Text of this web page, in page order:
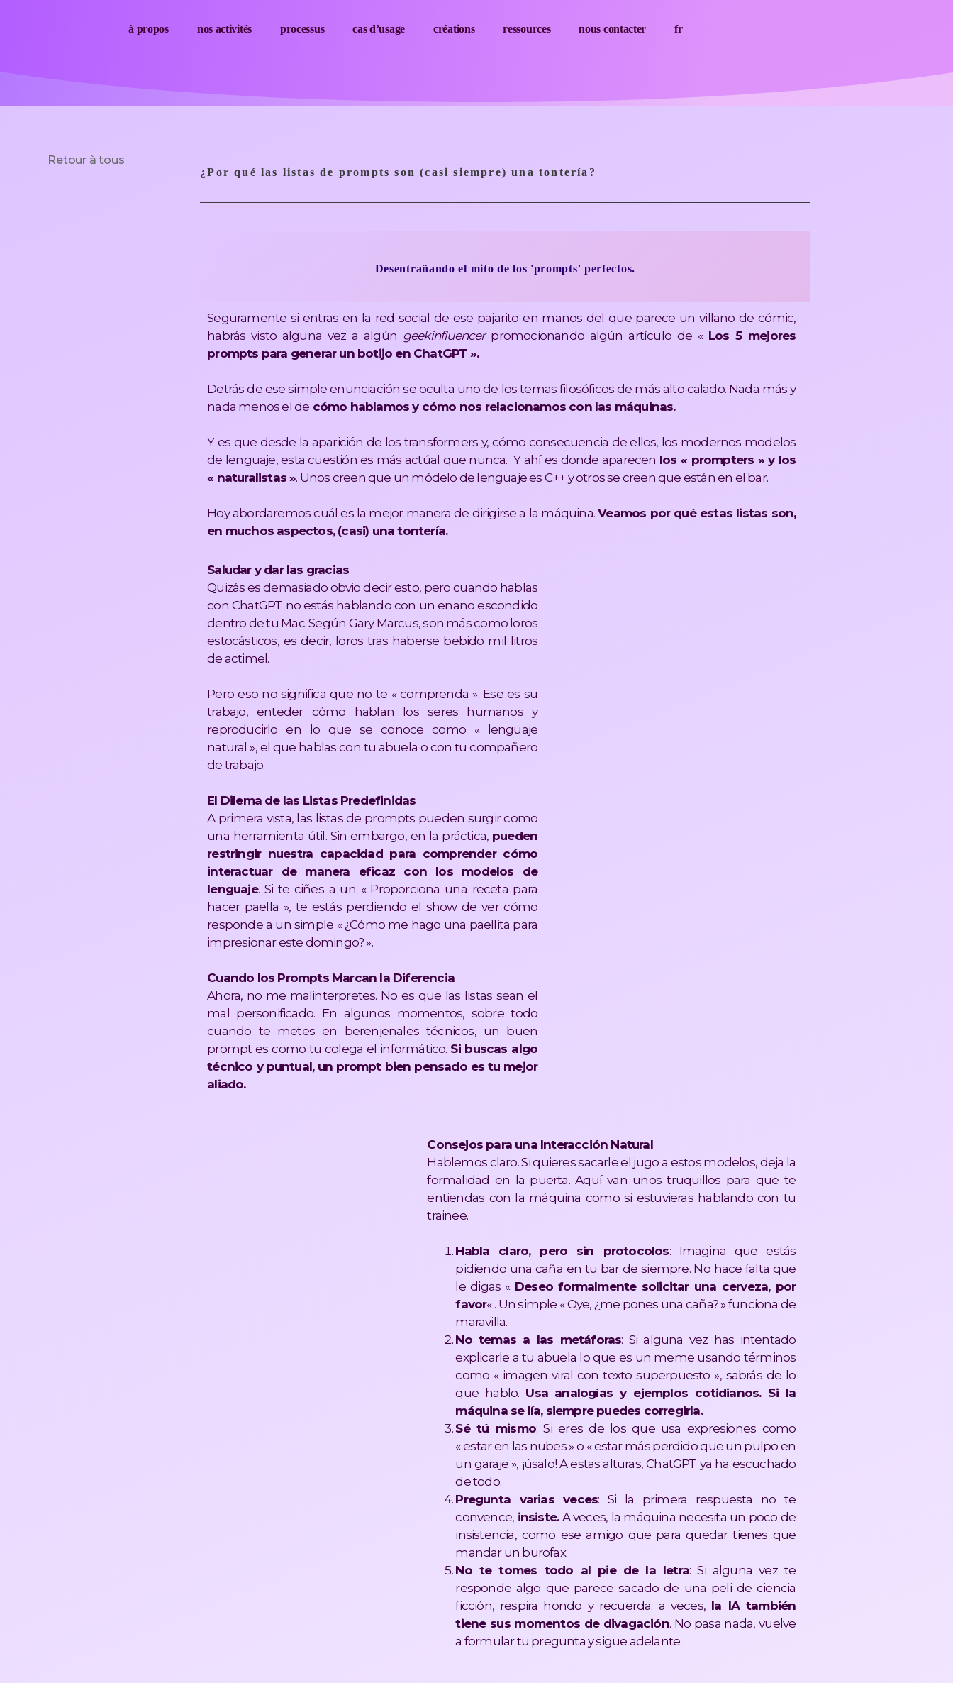
à propos nos activités processus cas d’usage créations ressources nous contacter fr
Retour à tous
¿Por qué las listas de prompts son (casi siempre) una tontería?
Desentrañando el mito de los 'prompts' perfectos.
Cómo la simplicidad del lenguaje natural supera las listas predefinidas en la era de la IA
Seguramente si entras en la red social de ese pajarito en manos del que parece un villano de cómic,
habrás visto alguna vez a algún geekinfluencerpromocionando algún artículo de « Los 5 mejores
prompts para generar un botijo en ChatGPT ».
Detrás de ese simple enunciación se oculta uno de los temas filosóficos de más alto calado. Nada más y
nada menos el de cómo hablamos y cómo nos relacionamos con las máquinas.
Y es que desde la aparición de los transformers y, cómo consecuencia de ellos, los modernos modelos
de lenguaje, esta cuestión es más actúal que nunca. Y ahí es donde aparecen los « prompters » y los
« naturalistas ». Unos creen que un módelo de lenguaje es C++ y otros se creen que están en el bar.
Hoy abordaremos cuál es la mejor manera de dirigirse a la máquina.Veamos por qué estas listas son,
en muchos aspectos, (casi) una tontería.
Saludar y dar las gracias
Quizás es demasiado obvio decir esto, pero cuando hablas
con ChatGPT no estás hablando con un enano escondido
dentro de tu Mac. Según Gary Marcus, son más como loros
estocásticos, es decir, loros tras haberse bebido mil litros
de actimel.
Pero eso no significa que no te « comprenda ». Ese es su
trabajo, enteder cómo hablan los seres humanos y
reproducirlo en lo que se conoce como « lenguaje
natural », el que hablas con tu abuela o con tu compañero
de trabajo.
El Dilema de las Listas Predefinidas
A primera vista, las listas de prompts pueden surgir como
una herramienta útil. Sin embargo, en la práctica, pueden
restringir nuestra capacidad para comprender cómo
interactuar de manera eficaz con los modelos de
lenguaje. Si te ciñes a un « Proporciona una receta para
hacer paella », te estás perdiendo el show de ver cómo
responde a un simple « ¿Cómo me hago una paellita para
impresionar este domingo? ».
Cuando los Prompts Marcan la Diferencia
Ahora, no me malinterpretes. No es que las listas sean el
mal personificado. En algunos momentos, sobre todo
cuando te metes en berenjenales técnicos, un buen
prompt es como tu colega el informático. Si buscas algo
técnico y puntual, un prompt bien pensado es tu mejor
aliado.
Consejos para una Interacción Natural
Hablemos claro. Si quieres sacarle el jugo a estos modelos, deja la
formalidad en la puerta. Aquí van unos truquillos para que te
entiendas con la máquina como si estuvieras hablando con tu
trainee.
Habla claro, pero sin protocolos: Imagina que estás
pidiendo una caña en tu bar de siempre. No hace falta que
le digas « Deseo formalmente solicitar una cerveza, por
favor« . Un simple « Oye, ¿me pones una caña? » funciona de
maravilla.
No temas a las metáforas: Si alguna vez has intentado
explicarle a tu abuela lo que es un meme usando términos
como « imagen viral con texto superpuesto », sabrás de lo
que hablo. Usa analogías y ejemplos cotidianos. Si la
máquina se lía, siempre puedes corregirla.
Sé tú mismo: Si eres de los que usa expresiones como
« estar en las nubes » o « estar más perdido que un pulpo en
un garaje », ¡úsalo! A estas alturas, ChatGPT ya ha escuchado
de todo.
Pregunta varias veces: Si la primera respuesta no te
convence, insiste.A veces, la máquina necesita un poco de
insistencia, como ese amigo que para quedar tienes que
mandar un burofax.
No te tomes todo al pie de la letra: Si alguna vez te
responde algo que parece sacado de una peli de ciencia
ficción, respira hondo y recuerda: a veces, la IA también
tiene sus momentos de divagación. No pasa nada, vuelve
a formular tu pregunta y sigue adelante.